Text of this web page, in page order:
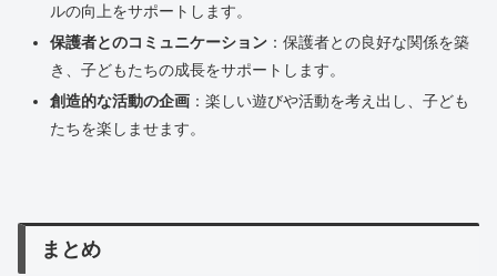
ルの向上をサポートします。
保護者とのコミュニケーション：保護者との良好な関係を築
き、子どもたちの成長をサポートします。
創造的な活動の企画：楽しい遊びや活動を考え出し、子ども
たちを楽しませます。
まとめ